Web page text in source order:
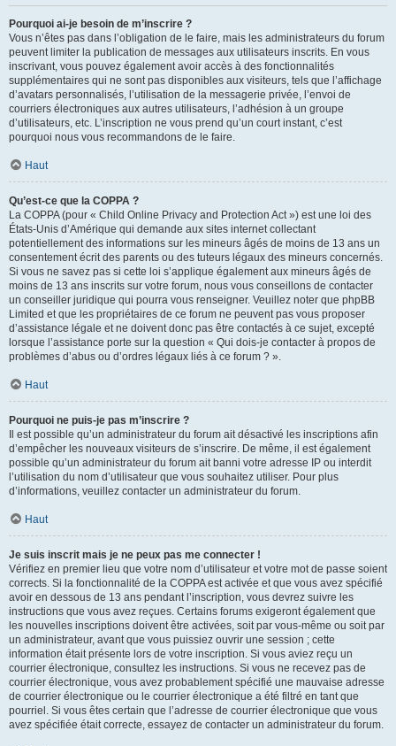
Pourquoi ai-je besoin de m’inscrire ?
Vous n’êtes pas dans l’obligation de le faire, mais les administrateurs du forum
peuvent limiter la publication de messages aux utilisateurs inscrits. En vous
inscrivant, vous pouvez également avoir accès à des fonctionnalités
supplémentaires qui ne sont pas disponibles aux visiteurs, tels que l’affichage
d’avatars personnalisés, l’utilisation de la messagerie privée, l’envoi de
courriers électroniques aux autres utilisateurs, l’adhésion à un groupe
d’utilisateurs, etc. L’inscription ne vous prend qu’un court instant, c’est
pourquoi nous vous recommandons de le faire.
Haut
Qu’est-ce que la COPPA ?
La COPPA (pour « Child Online Privacy and Protection Act ») est une loi des
États-Unis d’Amérique qui demande aux sites internet collectant
potentiellement des informations sur les mineurs âgés de moins de 13 ans un
consentement écrit des parents ou des tuteurs légaux des mineurs concernés.
Si vous ne savez pas si cette loi s’applique également aux mineurs âgés de
moins de 13 ans inscrits sur votre forum, nous vous conseillons de contacter
un conseiller juridique qui pourra vous renseigner. Veuillez noter que phpBB
Limited et que les propriétaires de ce forum ne peuvent pas vous proposer
d’assistance légale et ne doivent donc pas être contactés à ce sujet, excepté
lorsque l’assistance porte sur la question « Qui dois-je contacter à propos de
problèmes d’abus ou d’ordres légaux liés à ce forum ? ».
Haut
Pourquoi ne puis-je pas m’inscrire ?
Il est possible qu’un administrateur du forum ait désactivé les inscriptions afin
d’empêcher les nouveaux visiteurs de s’inscrire. De même, il est également
possible qu’un administrateur du forum ait banni votre adresse IP ou interdit
l’utilisation du nom d’utilisateur que vous souhaitez utiliser. Pour plus
d’informations, veuillez contacter un administrateur du forum.
Haut
Je suis inscrit mais je ne peux pas me connecter !
Vérifiez en premier lieu que votre nom d’utilisateur et votre mot de passe soient
corrects. Si la fonctionnalité de la COPPA est activée et que vous avez spécifié
avoir en dessous de 13 ans pendant l’inscription, vous devrez suivre les
instructions que vous avez reçues. Certains forums exigeront également que
les nouvelles inscriptions doivent être activées, soit par vous-même ou soit par
un administrateur, avant que vous puissiez ouvrir une session ; cette
information était présente lors de votre inscription. Si vous aviez reçu un
courrier électronique, consultez les instructions. Si vous ne recevez pas de
courrier électronique, vous avez probablement spécifié une mauvaise adresse
de courrier électronique ou le courrier électronique a été filtré en tant que
pourriel. Si vous êtes certain que l’adresse de courrier électronique que vous
avez spécifiée était correcte, essayez de contacter un administrateur du forum.